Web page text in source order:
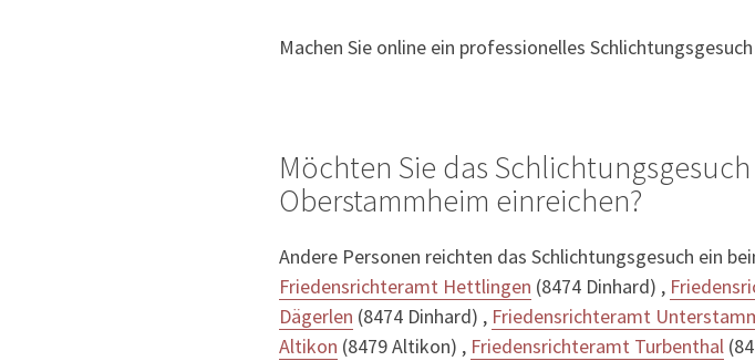
Machen Sie online ein professionelles
Möchten Sie das
Oberstammheim einreichen?
Andere Personen reichten das Schlichtungsgesuch ein
Friedensrichteramt Hettlingen (8474 Dinhard) ,
Dägerlen (8474 Dinhard) , Friedensrichteramt
Altikon (8479 Altikon) , Friedensrichteramt Turbenthal